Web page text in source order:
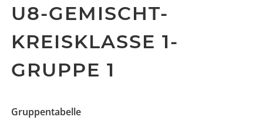
U8-GEMISCHT-
KREISKLASSE 1-
GRUPPE 1
Gruppentabelle